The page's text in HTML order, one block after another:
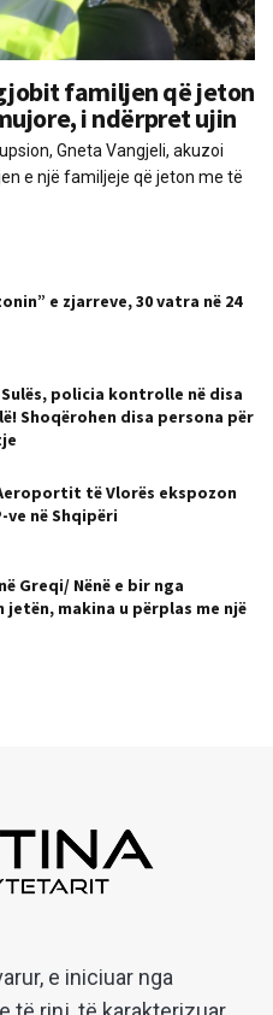
familjen që jeton
i ndërpret ujin
Gneta Vangjeli, akuzoi
e një familjeje që jeton me të
e zjarreve, 30 vatra në 24
policia kontrolle në disa
Shoqërohen disa persona për
të Vlorës ekspozon
në Shqipëri
Greqi/ Nënë e bir nga
jetën, makina u përplas me një
e iniciuar nga